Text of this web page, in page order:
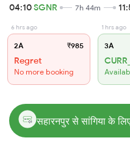
04:10SGNR 7h 44m
6 hrs ago
2A ₹985
Regret
No more booking
1 hrs ago
3A
सहारनपुर से सांगिया के